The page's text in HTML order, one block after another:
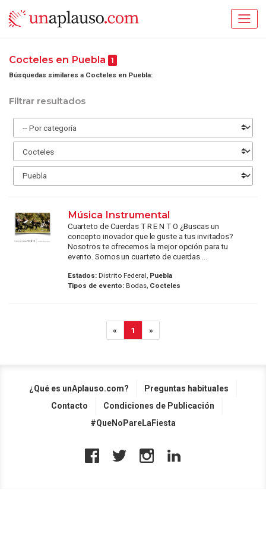
Cocteles en Puebla 1
Búsquedas similares a Cocteles en Puebla:
Filtrar resultados
Música Instrumental
Cuarteto de Cuerdas T R E N T O ¿Buscas un
concepto inovador que le guste a tus invitados?
Nosotros te ofrecemos la mejor opción para tu
evento. Somos un cuarteto de cuerdas ...
Estados:Distrito Federal, Puebla
Tipos de evento:Bodas, Cocteles
« 1 »
¿Qué es unAplauso.com?
Preguntas habituales
Contacto
Condiciones de Publicación
#QueNoPareLaFiesta